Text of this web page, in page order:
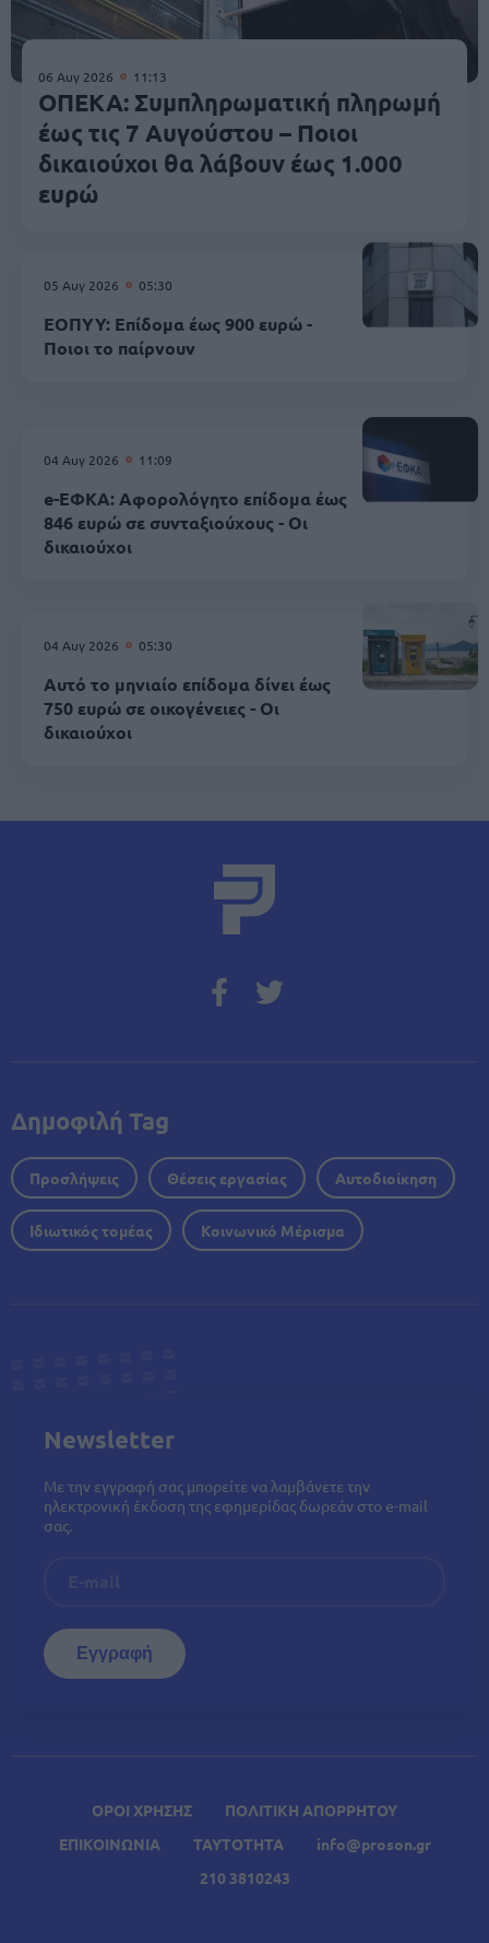
06 Αυγ 2026 11:13
ΟΠΕΚΑ: Συμπληρωματική πληρωμή
έως τις 7 Αυγούστου – Ποιοι
δικαιούχοι θα λάβουν έως 1.000
ευρώ
05 Αυγ 2026 05:30
ΕΟΠΥΥ: Επίδομα έως 900 ευρώ -
Ποιοι το παίρνουν
04 Αυγ 2026 11:09
e-ΕΦΚΑ: Αφορολόγητο επίδομα έως
846 ευρώ σε συνταξιούχους - Οι
δικαιούχοι
04 Αυγ 2026 05:30
Αυτό το μηνιαίο επίδομα δίνει έως
750 ευρώ σε οικογένειες - Οι
δικαιούχοι
ΟΡΟΙ ΧΡΗΣΗΣ
ΠΟΛΙΤΙΚΗ ΑΠΟΡΡΗΤΟΥ
ΕΠΙΚΟΙΝΩΝΙΑ
ΤΑΥΤΟΤΗΤΑ
info@proson.gr
210 3810243
Δημοφιλή Tag
Προσλήψεις Θέσεις εργασίας Αυτοδιοίκηση
Ιδιωτικός τομέας Κοινωνικό Μέρισμα
Newsletter
Με την εγγραφή σας μπορείτε να λαμβάνετε την
ηλεκτρονική έκδοση της εφημερίδας δωρεάν στο e-mail
σας.